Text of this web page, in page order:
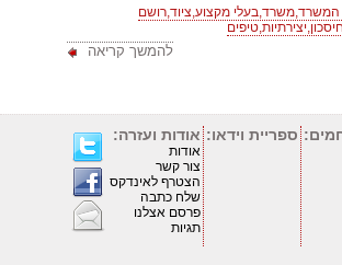
המשרד,משרד,בעלי מקצוע,ציוד,רושם
להמשך קריאה
ספריית וידאו: אודות ועזרה:
אודות
צור קשר
הצטרף לאינדקס
שלח כתבה
פרסם אצלנו
תגיות